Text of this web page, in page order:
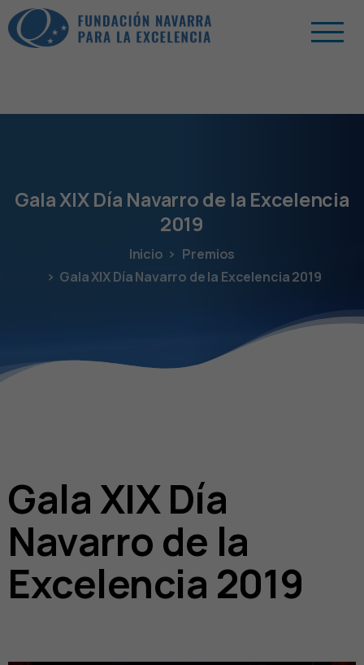
GalaXIX Día Navarrode la Excelencia
2019
Inicio
Premios
Gala XIX Día Navarro de la Excelencia 2019
Gala XIX Día
Navarro de la
Excelencia 2019